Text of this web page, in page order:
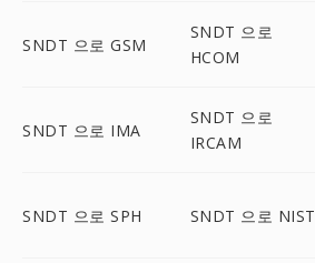
SNDT 으로 GSM
SNDT 으로
HCOM
SNDT 으로 IMA
SNDT 으로
IRCAM
SNDT 으로 SPH SNDT 으로 NIST